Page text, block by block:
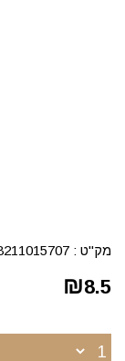
מק"ט :
₪8.5